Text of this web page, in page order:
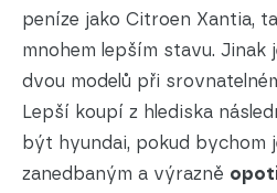
peníze jako Citroen Xantia,
mnohem lepším stavu. Jinak
dvou modelů při
Lepší koupí z hlediska
být hyundai, pokud bychom
zanedbaným a výrazně